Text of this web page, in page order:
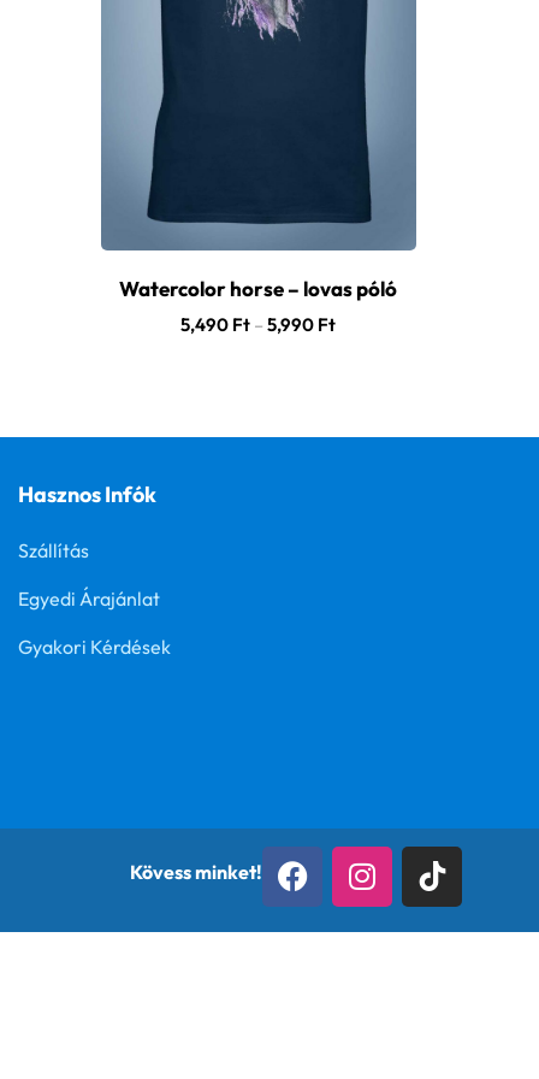
Watercolor horse – lovas póló
5,490 Ft – 5,990 Ft
Hasznos Infók
Szállítás
Egyedi Árajánlat
Gyakori Kérdések
Kövess minket!